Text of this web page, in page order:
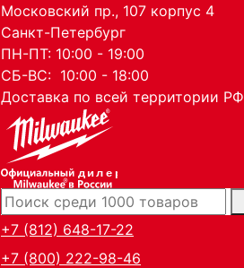
Московский пр., 107 корпус 4
Санкт-Петербург
ПН-ПТ: 10:00 - 19:00
СБ-ВС: 10:00 - 18:00
Доставка по всей территории РФ
дилер
+7 (812) 648-17-22
+7 (800) 222-98-46